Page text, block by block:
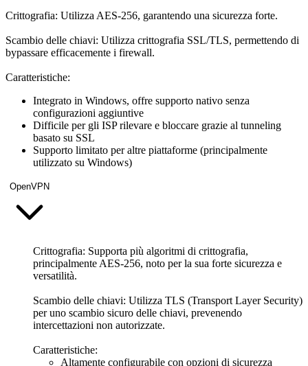
Crittografia: Utilizza AES-256, garantendo una sicurezza forte.
Scambio delle chiavi: Utilizza crittografia SSL/TLS, permettendo di
bypassare efficacemente i firewall.
Caratteristiche:
Integrato in Windows, offre supporto nativo senza
configurazioni aggiuntive
Difficile per gli ISP rilevare e bloccare grazie al tunneling
basato su SSL
Supporto limitato per altre piattaforme (principalmente
utilizzato su Windows)
OpenVPN
Crittografia: Supporta più algoritmi di crittografia,
principalmente AES-256, noto per la sua forte sicurezza e
versatilità.
Scambio delle chiavi: Utilizza TLS (Transport Layer Security)
per uno scambio sicuro delle chiavi, prevenendo
intercettazioni non autorizzate.
Caratteristiche:
Altamente configurabile con opzioni di sicurezza